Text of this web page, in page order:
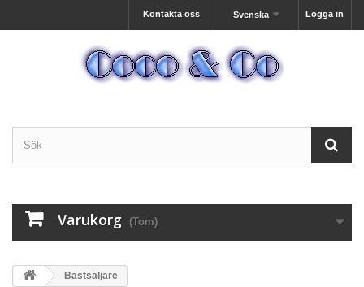
Logga in
Svenska
Kontakta oss
Varukorg (Tom)
Bästsäljare